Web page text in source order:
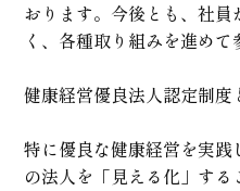
おります。今後とも、社
く、各種取り組みを進めて
健康経営優良法人認定制度
特に優良な健康経営を実
の法人を「見える化」する